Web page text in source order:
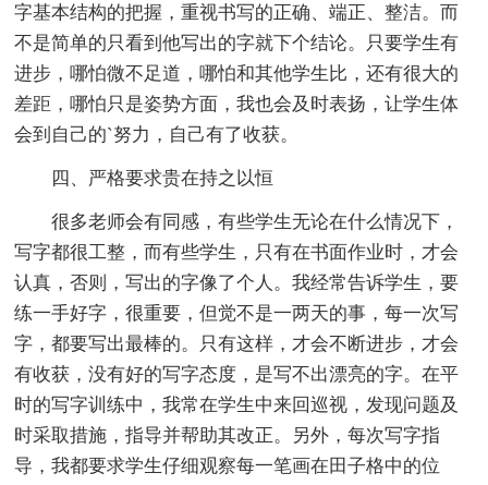
字基本结构的把握，重视书写的正确、端正、整洁。而
不是简单的只看到他写出的字就下个结论。只要学生有
进步，哪怕微不足道，哪怕和其他学生比，还有很大的
差距，哪怕只是姿势方面，我也会及时表扬，让学生体
会到自己的`努力，自己有了收获。
四、严格要求贵在持之以恒
很多老师会有同感，有些学生无论在什么情况下，
写字都很工整，而有些学生，只有在书面作业时，才会
认真，否则，写出的字像了个人。我经常告诉学生，要
练一手好字，很重要，但觉不是一两天的事，每一次写
字，都要写出最棒的。只有这样，才会不断进步，才会
有收获，没有好的写字态度，是写不出漂亮的字。在平
时的写字训练中，我常在学生中来回巡视，发现问题及
时采取措施，指导并帮助其改正。另外，每次写字指
导，我都要求学生仔细观察每一笔画在田子格中的位